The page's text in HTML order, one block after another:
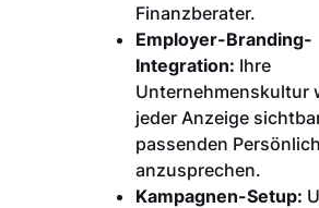
Finanzberater.
Employer-Branding-
Integration: Ihre
Unternehmenskultur
jeder Anzeige
passenden
anzusprechen.
Kampagnen-Setup: